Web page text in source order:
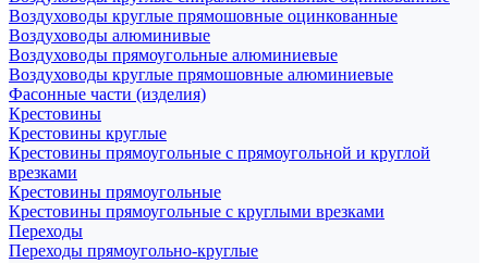
Воздуховоды круглые прямошовные оцинкованные
Воздуховоды алюминивые
Воздуховоды прямоугольные алюминиевые
Воздуховоды круглые прямошовные алюминиевые
Фасонные части (изделия)
Крестовины
Крестовины круглые
Крестовины прямоугольные с прямоугольной и круглой
врезками
Крестовины прямоугольные
Крестовины прямоугольные с круглыми врезками
Переходы
Переходы прямоугольно-круглые